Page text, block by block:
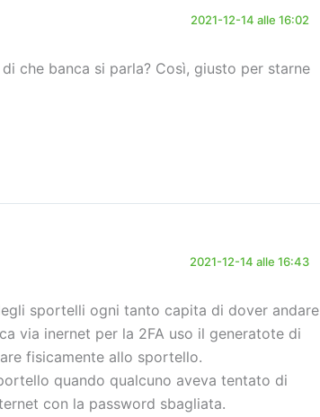
2021-12-14 alle 16:02
che banca si parla? Così, giusto per starne
2021-12-14 alle 16:43
sportelli ogni tanto capita di dover andare
via inernet per la 2FA uso il generatote di
fisicamente allo sportello.
quando qualcuno aveva tentato di
con la password sbagliata.